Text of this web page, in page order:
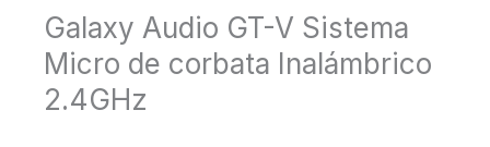
Galaxy Audio GT-V Sistema
Micro de corbata Inalámbrico
2.4GHz